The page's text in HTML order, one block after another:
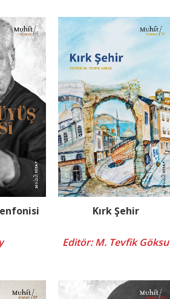
Kırk Şehir
Editör: M. Tevfik Göksu